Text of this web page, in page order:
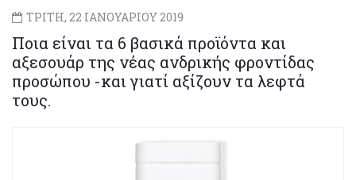
ΤΡΙΤΗ, 22 ΙΑΝΟΥΑΡΙΟΥ 2019
Ποια είναι τα 6 βασικά προϊόντα και
αξεσουάρ της νέας ανδρικής φροντίδας
προσώπου -και γιατί αξίζουν τα λεφτά
τους.